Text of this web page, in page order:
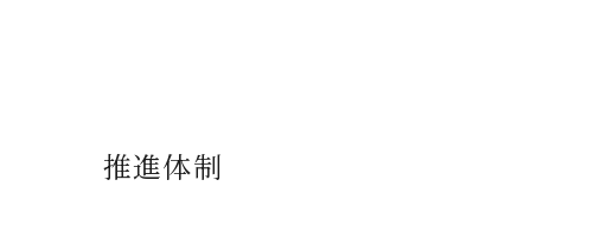
推進体制